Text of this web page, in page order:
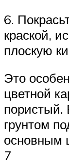
6.
краской,
плоскую
Это
цветной
пористый.
грунтом
основным
7